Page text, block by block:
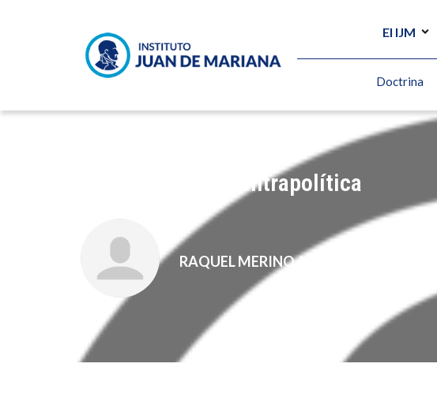
El IJM
Doctrina
Juan Pina – La contrapolítica
RAQUEL MERINO JARA